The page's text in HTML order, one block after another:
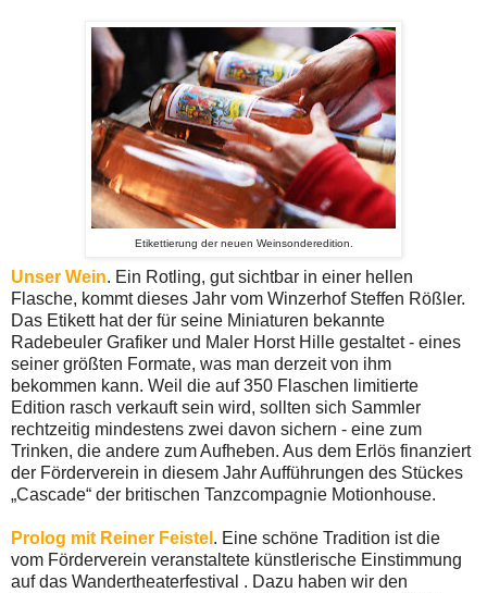
Etikettierung der neuen Weinsonderedition.
Unser Wein. Ein Rotling, gut sichtbar in einer hellen
Flasche, kommt dieses Jahr vom Winzerhof Steffen Rößler.
Das Etikett hat der für seine Miniaturen bekannte
Radebeuler Grafiker und Maler Horst Hille gestaltet - eines
seiner größten Formate, was man derzeit von ihm
bekommen kann. Weil die auf 350 Flaschen limitierte
Edition rasch verkauft sein wird, sollten sich Sammler
rechtzeitig mindestens zwei davon sichern - eine zum
Trinken, die andere zum Aufheben. Aus dem Erlös finanziert
der Förderverein in diesem Jahr Aufführungen des Stückes
„Cascade“ der britischen Tanzcompagnie Motionhouse.
Prolog mit Reiner Feistel . Eine schöne Tradition ist die
vom Förderverein veranstaltete künstlerische Einstimmung
auf das Wandertheaterfestival . Dazu haben wir den